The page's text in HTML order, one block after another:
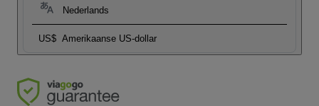
Nederlands
US$ Amerikaanse US-dollar